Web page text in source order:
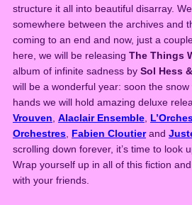
structure it all into beautiful disarray.
somewhere between the archives and
coming to an end and now, just a
here, we will be releasing The Things
album of infinite sadness by Sol Hess
will be a wonderful year: soon the
hands we will hold amazing deluxe
Vrouven Alaclair Ensemble
Orchestres Fabien Cloutierand
scrolling down forever, it’s time to look
Wrap yourself up in all of this fiction
with your friends.